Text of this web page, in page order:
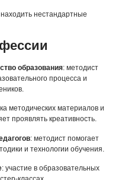
нестандартные
образования: методист
процесса и
методических материалов и
проявлять креативность.
: методист помогает
и технологии обучения.
: участие в образовательных